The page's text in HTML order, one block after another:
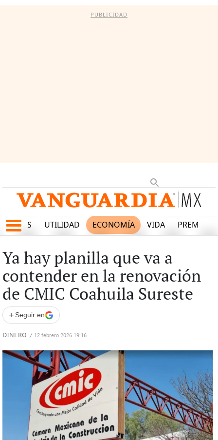
PUBLICIDAD
UTILIDAD ECONOMÍA VIDA PREMIUM
Ya hay planilla que va a
contender en la renovación
de CMIC Coahuila Sureste
+ Seguir en
DINERO / 12 febrero 2026 19:16